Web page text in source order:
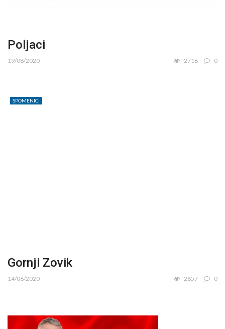
Poljaci
19/08/2020 2718 0
SPOMENICI
Gornji Zovik
14/06/2020 2857 0